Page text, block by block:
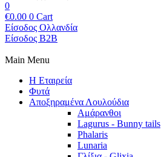
0
€0.00 0 Cart
Είσοδος Ολλανδία
Είσοδος B2B
Main Menu
Η Εταιρεία
Φυτά
Αποξηραμένα Λουλούδια
Αμάρανθοι
Lagurus - Bunny tails
Phalaris
Lunaria